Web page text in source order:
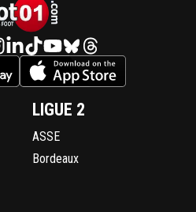
LIGUE 2
ASSE
Bordeaux